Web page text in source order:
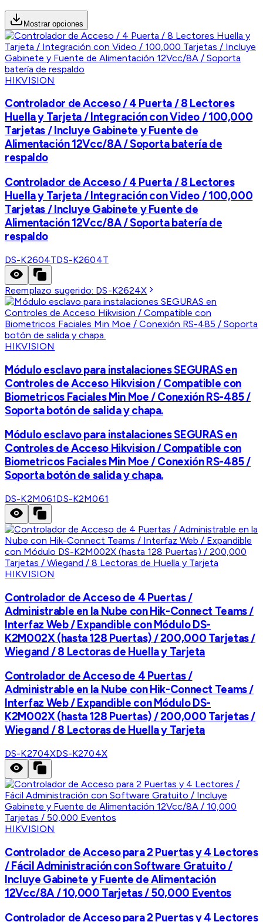
Mostrar opciones
HIKVISION
Controlador de Acceso / 4 Puerta / 8 Lectores
Huella y Tarjeta / Integración con Video / 100,000
Tarjetas / Incluye Gabinete y Fuente de
Alimentación 12Vcc/8A / Soporta batería de
respaldo
Controlador de Acceso / 4 Puerta / 8 Lectores
Huella y Tarjeta / Integración con Video / 100,000
Tarjetas / Incluye Gabinete y Fuente de
Alimentación 12Vcc/8A / Soporta batería de
respaldo
DS-K2604TDS-K2604T
Reemplazo sugerido: DS-K2624X
HIKVISION
Módulo esclavo para instalaciones SEGURAS en
Controles de Acceso Hikvision / Compatible con
Biometricos Faciales Min Moe / Conexión RS-485 /
Soporta botón de salida y chapa.
Módulo esclavo para instalaciones SEGURAS en
Controles de Acceso Hikvision / Compatible con
Biometricos Faciales Min Moe / Conexión RS-485 /
Soporta botón de salida y chapa.
DS-K2M061DS-K2M061
HIKVISION
Controlador de Acceso de 4 Puertas /
Administrable en la Nube con Hik-Connect Teams /
Interfaz Web / Expandible con Módulo DS-
K2M002X (hasta 128 Puertas) / 200,000 Tarjetas /
Wiegand / 8 Lectoras de Huella y Tarjeta
Controlador de Acceso de 4 Puertas /
Administrable en la Nube con Hik-Connect Teams /
Interfaz Web / Expandible con Módulo DS-
K2M002X (hasta 128 Puertas) / 200,000 Tarjetas /
Wiegand / 8 Lectoras de Huella y Tarjeta
DS-K2704XDS-K2704X
HIKVISION
Controlador de Acceso para 2 Puertas y 4 Lectores
/ Fácil Administración con Software Gratuito /
Incluye Gabinete y Fuente de Alimentación
12Vcc/8A / 10,000 Tarjetas / 50,000 Eventos
Controlador de Acceso para 2 Puertas y 4 Lectores